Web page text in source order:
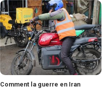
Comment la guerre en Iran